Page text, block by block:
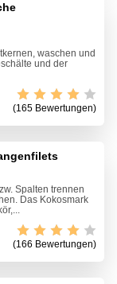
waschen und
und der
(165 Bewertungen)
Spalten trennen
Das Kokosmark
(166 Bewertungen)